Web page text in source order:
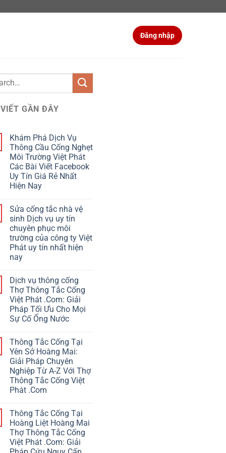
Đăng nhập
GẦN ĐÂY
Khám Phá Dịch Vụ
Thông Cầu Cống Nghẹt
Môi Trường Việt Phát
Các Bài Viết Facebook
Uy Tín Giá Rẻ Nhất
Hiện Nay
Sửa cống tắc nhà vệ
sinh Dịch vụ uy tín
chuyên phục môi
trường của công ty Việt
Phát uy tín nhất hiện
nay
Dịch vụ thông cống
Thợ Thông Tắc Cống
Việt Phát .Com: Giải
Pháp Tối Ưu Cho Mọi
Sự Cố Ống Nước
Thông Tắc Cống Tại
Yên Sở Hoàng Mai:
Giải Pháp Chuyên
Nghiệp Từ A-Z Với Thợ
Thông Tắc Cống Việt
Phát .Com
Thông Tắc Cống Tại
Hoàng Liệt Hoàng Mai
Thợ Thông Tắc Cống
Việt Phát .Com: Giải